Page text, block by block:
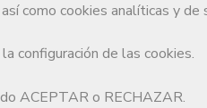
cookies analíticas y de
configuración de las cookies.
ACEPTAR o RECHAZAR.